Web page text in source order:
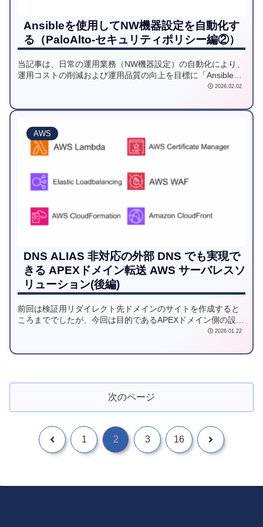
Ansibleを使用してNW機器設定を自動化す
る（PaloAlto-セキュリティポリシー編②）
当記事は、日常の運用業務（NW機器設定）の自動化により、
運用コストの削減および運用品質の向上を目標に「Ansible」
を使用し、様々なNW機器設定を自動化してみようと試みた記
2026.02.02
AWS
DNS ALIAS 非対応の外部 DNS でも実現で
きる APEXドメイン転送 AWS サーバレスソ
リューション(後編)
前回は検証用リダイレクト先ドメインのサイトを作成すると
ころまででしたが、今回は目的であるAPEXドメイン側の設定
2026.01.22
次のページ
1 2 3 16